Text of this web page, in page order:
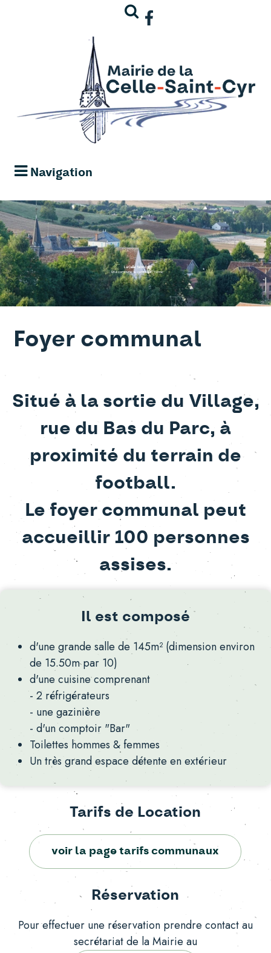
Navigation
La Celle Saint-Cyr
Une commune au centre de l'Yonne
Foyer communal
Situé à la sortie du Village,
rue du Bas du Parc, à
proximité du terrain de
football.
Le foyer communal peut
accueillir 100 personnes
assises.
Il est composé
d'une grande salle de 145m² (dimension environ
de 15.50m par 10)
d'une cuisine comprenant
- 2 réfrigérateurs
- une gazinière
- d'un comptoir "Bar"
Toilettes hommes & femmes
Un très grand espace détente en extérieur
Tarifs de Location
voir la page tarifs communaux
Réservation
Pour effectuer une réservation prendre contact au
secrétariat de la Mairie au